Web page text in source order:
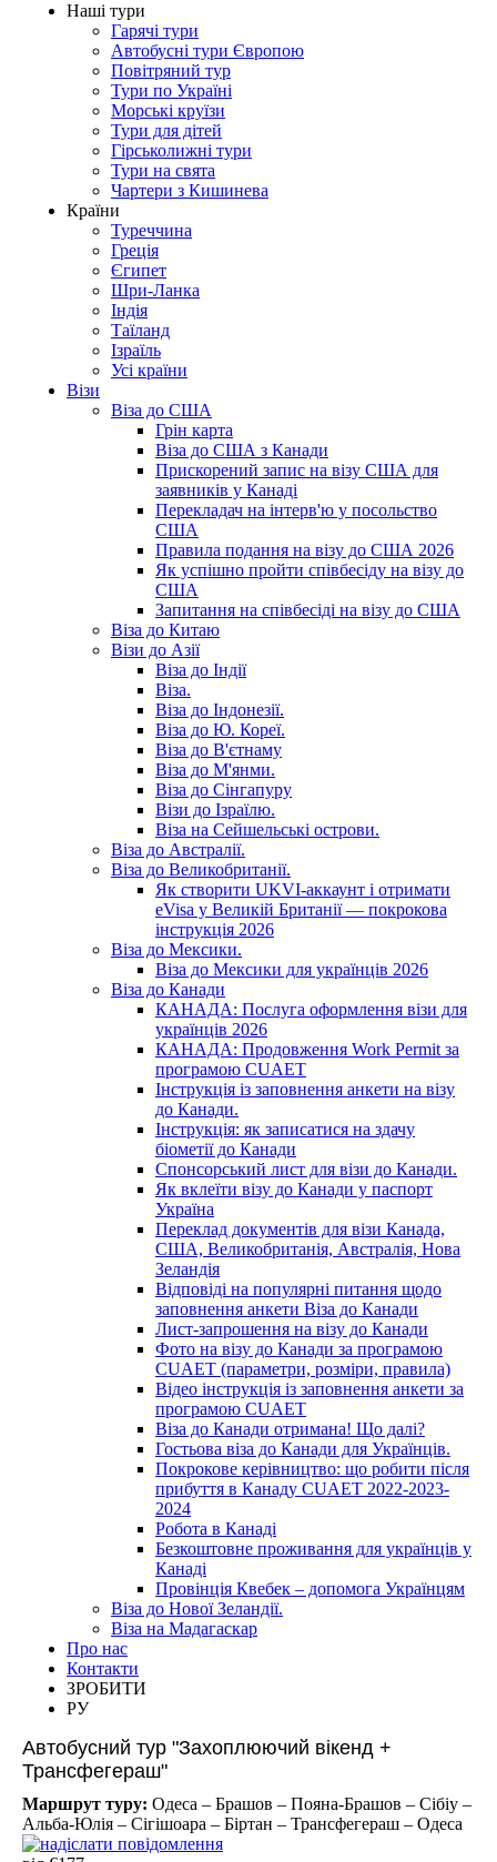
Наші тури
Гарячі тури
Автобусні тури Європою
Повітряний тур
Тури по Україні
Морські круїзи
Тури для дітей
Гірськолижні тури
Тури на свята
Чартери з Кишинева
Країни
Туреччина
Греція
Єгипет
Шри-Ланка
Індія
Таїланд
Ізраїль
Усі країни
Візи
Віза до США
Грін карта
Віза до США з Канади
Прискорений запис на візу США для
заявників у Канаді
Перекладач на інтерв'ю у посольство
США
Правила подання на візу до США 2026
Як успішно пройти співбесіду на візу до
США
Запитання на співбесіді на візу до США
Віза до Китаю
Візи до Азії
Віза до Індії
Віза.
Віза до Індонезії.
Віза до Ю. Кореї.
Віза до В'єтнаму
Віза до М'янми.
Віза до Сінгапуру
Візи до Ізраїлю.
Віза на Сейшельські острови.
Віза до Австралії.
Віза до Великобританії.
Як створити UKVI-аккаунт і отримати
eVisa у Великій Британії — покрокова
інструкція 2026
Віза до Мексики.
Віза до Мексики для українців 2026
Віза до Канади
КАНАДА: Послуга оформлення візи для
українців 2026
КАНАДА: Продовження Work Permit за
програмою CUAET
Інструкція із заповнення анкети на візу
до Канади.
Інструкція: як записатися на здачу
біометії до Канади
Спонсорський лист для візи до Канади.
Як вклеїти візу до Канади у паспорт
Україна
Переклад документів для візи Канада,
США, Великобританія, Австралія, Нова
Зеландія
Відповіді на популярні питання щодо
заповнення анкети Віза до Канади
Лист-запрошення на візу до Канади
Фото на візу до Канади за програмою
CUAET (параметри, розміри, правила)
Відео інструкція із заповнення анкети за
програмою CUAET
Віза до Канади отримана! Що далі?
Гостьова віза до Канади для Українців.
Покрокове керівництво: що робити після
прибуття в Канаду CUAET 2022-2023-
2024
Робота в Канаді
Безкоштовне проживання для українців у
Канаді
Провінція Квебек – допомога Українцям
Віза до Нової Зеландії.
Віза на Мадагаскар
Про нас
Контакти
ЗРОБИТИ
РУ
Автобусний тур "Захоплюючий вікенд +
Трансфегераш"
Маршрут туру: Одеса – Брашов – Пояна-Брашов – Сібіу –
Альба-Юлія – Сігішоара – Біртан – Трансфегераш – Одеса